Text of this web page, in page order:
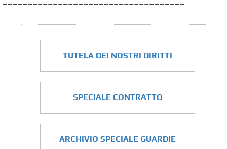
TUTELA DEI NOSTRI DIRITTI
SPECIALE CONTRATTO
ARCHIVIO SPECIALE GUARDIE